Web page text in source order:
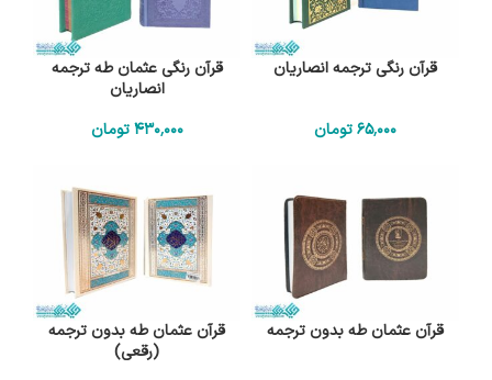
قرآن رنگی ترجمه انصاریان
65٬000تومان
قرآن رنگی عثمان طه ترجمه
انصاریان
430٬000 تومان
قرآن عثمان طه بدون ترجمه
قرآن عثمان طه بدون ترجمه
(رقعی)